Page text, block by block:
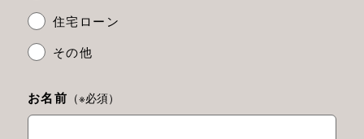
住宅ローン
その他
お名前 （※必須）